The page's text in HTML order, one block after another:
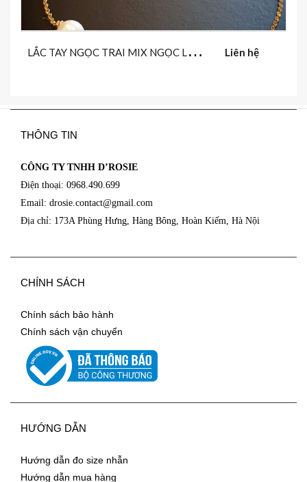
L
ẮC TAY NGỌC TRAI MIX NGỌC LỤC BẢO Liên hệ
THÔNG TIN
CÔNG TY TNHH D’ROSIE
Điện thoại: 0968.490.699
Email: drosie.contact@gmail.com
Địa chỉ: 173A Phùng Hưng, Hàng Bông, Hoàn Kiếm, Hà Nội
CHÍNH SÁCH
Chính sách bảo hành
Chính sách vận chuyển
HƯỚNG DẪN
Hướng dẫn đo size nhẫn
Hướng dẫn mua hàng